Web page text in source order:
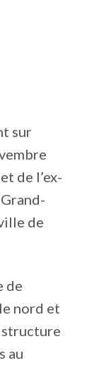
sur
de l’ex-
de
de
nord et
structure
au